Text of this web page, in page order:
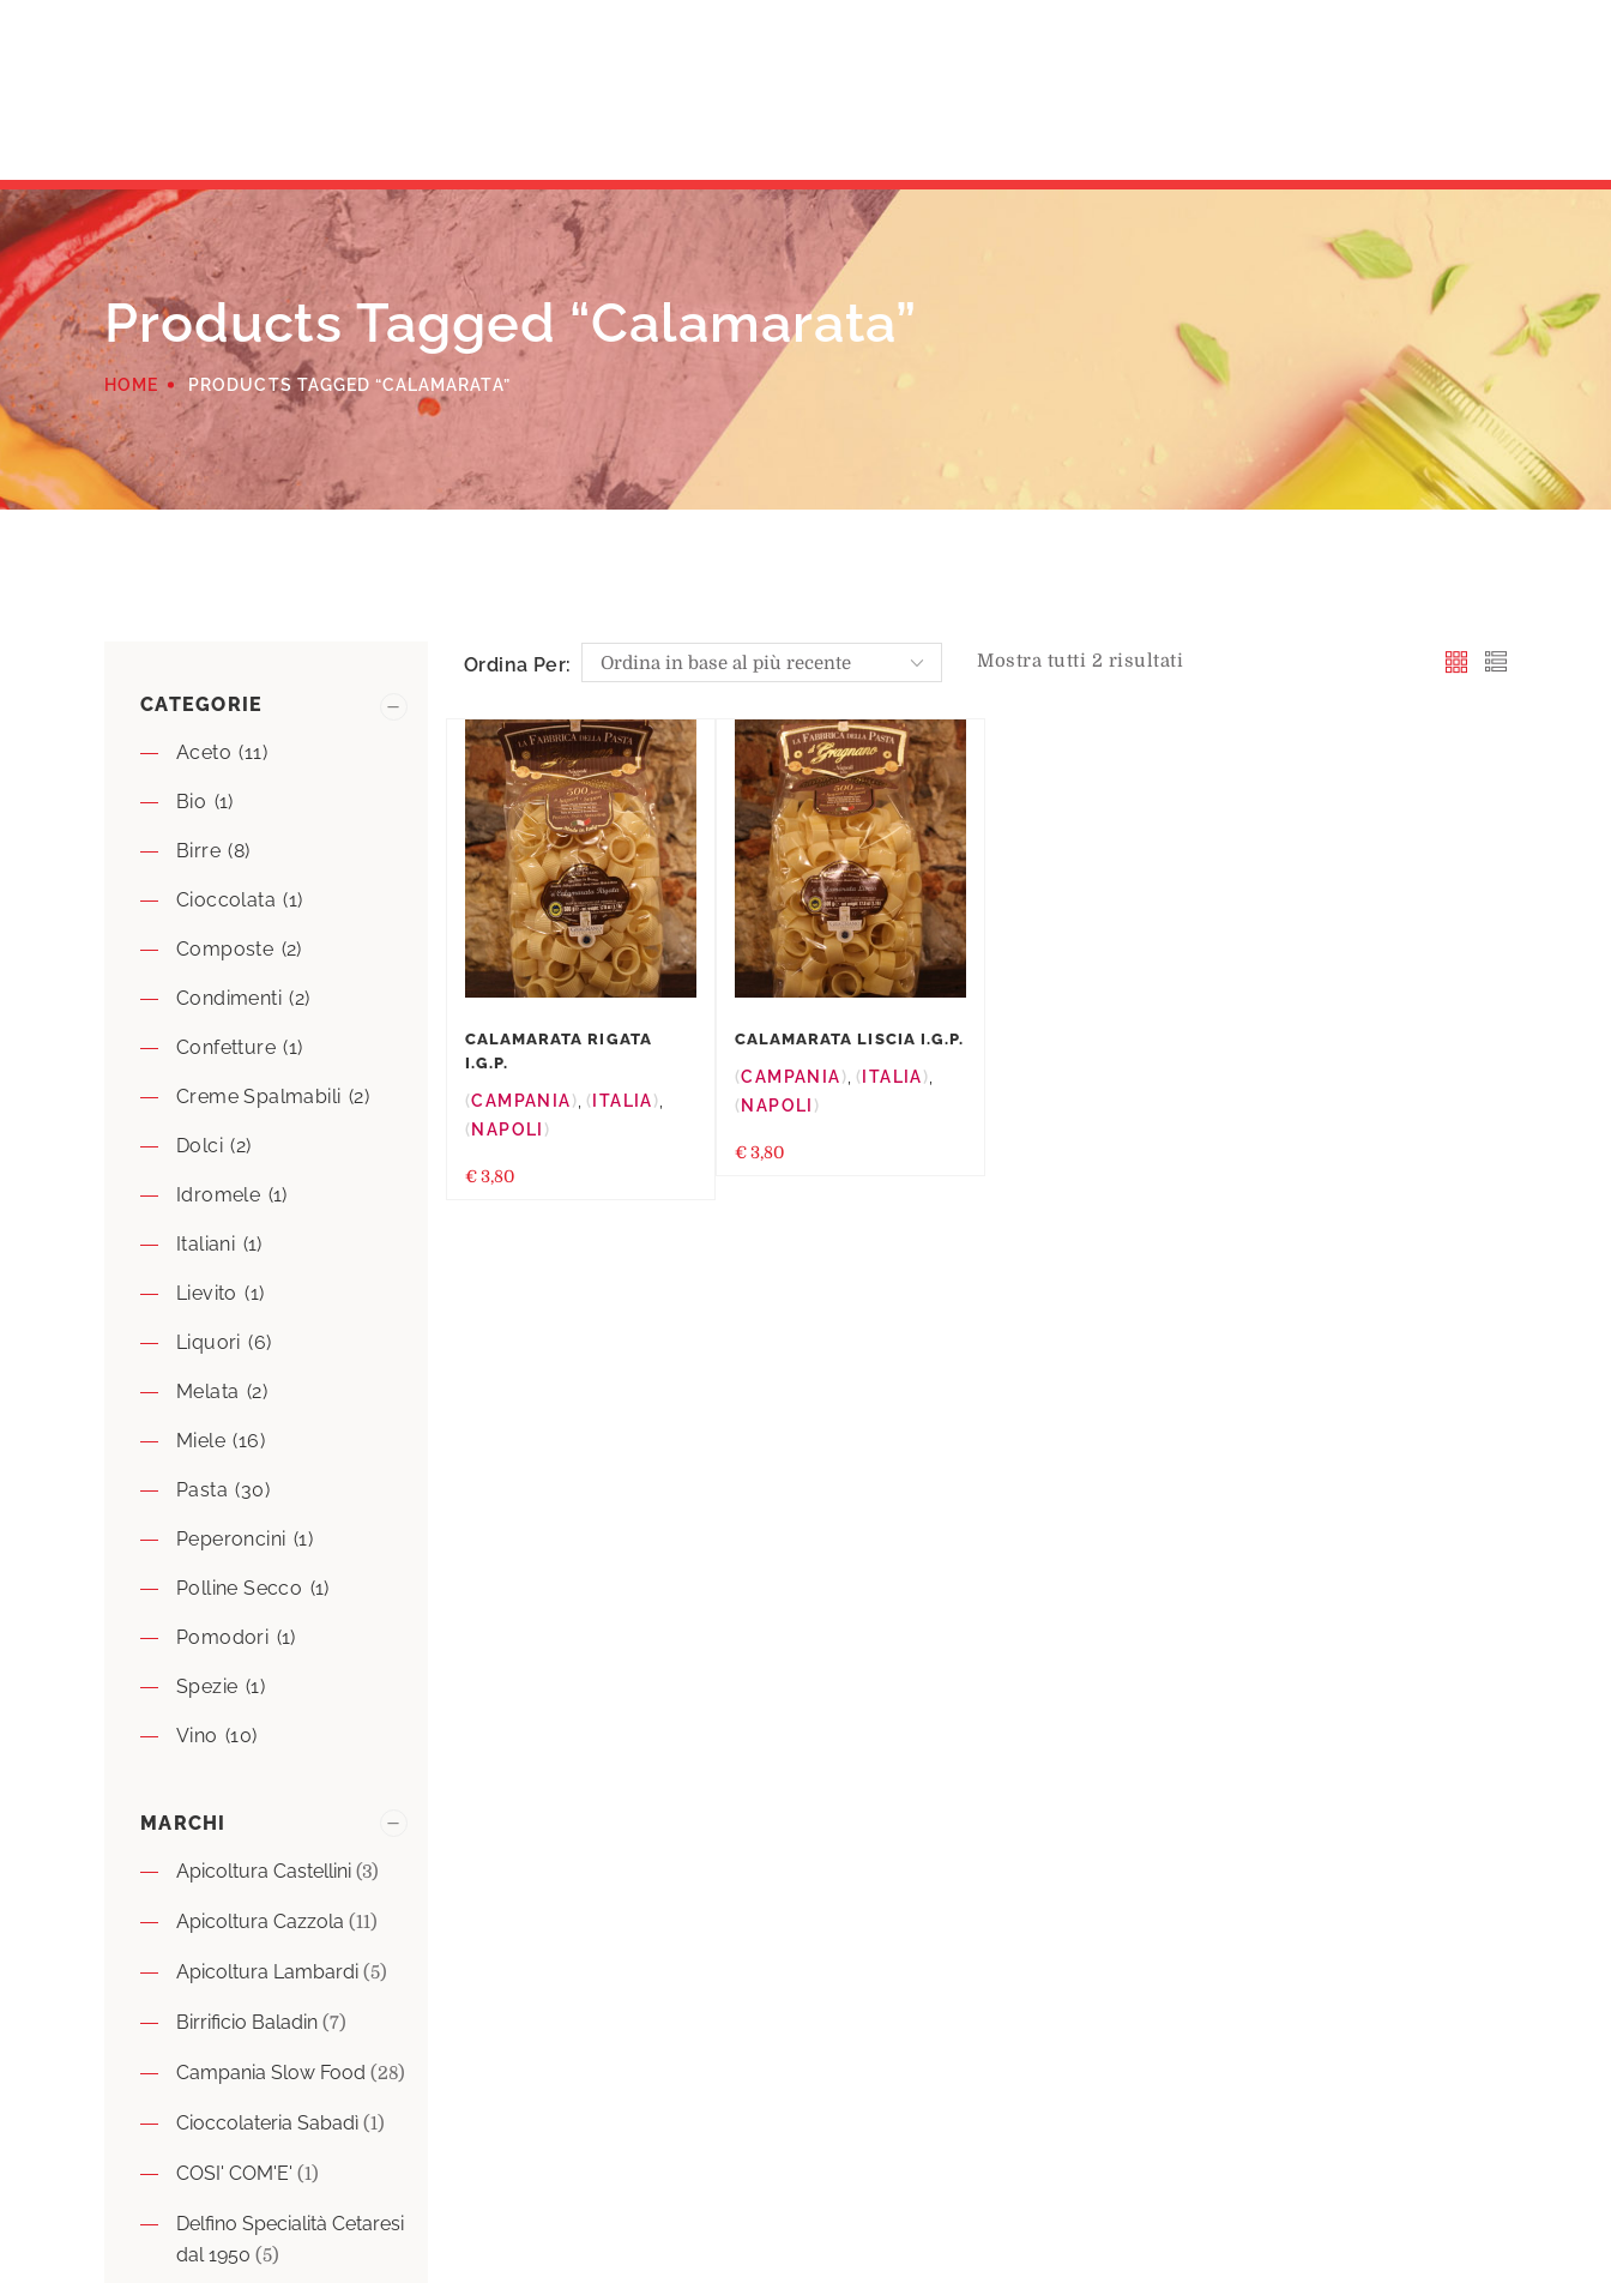
Products Tagged “calamarata”
HOME PRODUCTS TAGGED “CALAMARATA”
CATEGORIE
Aceto (11)
Bio (1)
Birre (8)
Cioccolata (1)
Composte (2)
Condimenti (2)
Confetture (1)
Creme Spalmabili (2)
Dolci (2)
Idromele (1)
Italiani (1)
Lievito (1)
Liquori (6)
Melata (2)
Miele (16)
Pasta (30)
Peperoncini (1)
Polline Secco (1)
Pomodori (1)
Spezie (1)
Vino (10)
MARCHI
Apicoltura Castellini (3)
Apicoltura Cazzola (11)
Apicoltura Lambardi (5)
Birrificio Baladin (7)
Campania Slow Food (28)
Cioccolateria Sabadì (1)
COSI' COM'E' (1)
Delfino Specialità Cetaresi
dal 1950 (5)
Ordina Per: Mostra tutti 2 risultati
CALAMARATA RIGATA
I.G.P.
CAMPANIA ITALIA
NAPOLI
€3,80
CALAMARATA LISCIA I.G.P.
CAMPANIA ITALIA
NAPOLI
€3,80